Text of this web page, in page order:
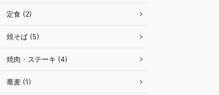
定食 (2)
焼そば (5)
焼肉・ステーキ (4)
蕎麦 (1)